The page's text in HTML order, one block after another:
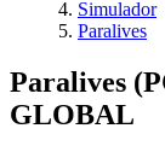
Simulador
Paralives
Paralives
GLOBAL